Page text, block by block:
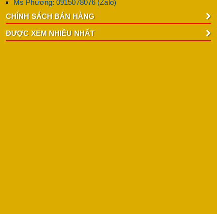
Ms Phương: 0915078076 (Zalo)
CHÍNH SÁCH BÁN HÀNG
ĐƯỢC XEM NHIỀU NHẤT